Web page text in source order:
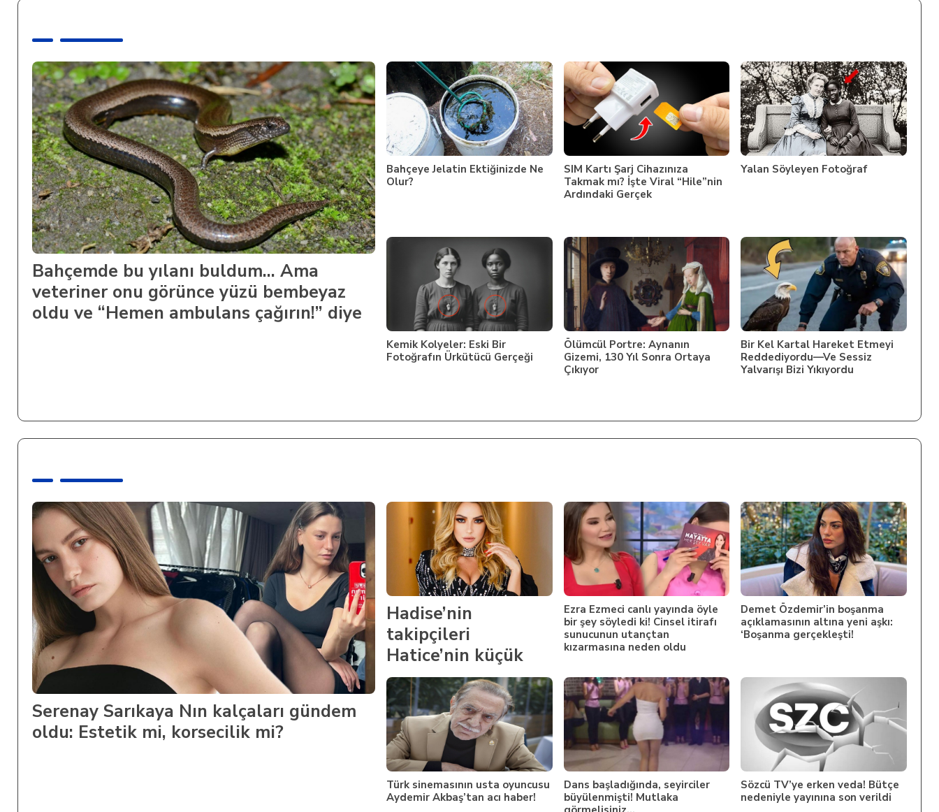
Bahçemde bu yılanı buldum… Ama
veteriner onu görünce yüzü bembeyaz
oldu ve “Hemen ambulans çağırın!” diye
Bahçeye Jelatin Ektiğinizde Ne
Olur?
SIM Kartı Şarj Cihazınıza
Takmak mı? İşte Viral “Hile”nin
Ardındaki Gerçek
Yalan Söyleyen Fotoğraf
Kemik Kolyeler: Eski Bir
Fotoğrafın Ürkütücü Gerçeği
Ölümcül Portre: Aynanın
Gizemi, 130 Yıl Sonra Ortaya
Çıkıyor
Bir Kel Kartal Hareket Etmeyi
Reddediyordu—Ve Sessiz
Yalvarışı Bizi Yıkıyordu
Serenay Sarıkaya Nın kalçaları gündem
oldu: Estetik mi, korsecilik mi?
Hadise’nin
takipçileri
Hatice’nin küçük
bikinisiyle verdiği
pozu selamladı:
Sana güneş kremi
sürmek istiyorum
Hadice…
Ezra Ezmeci canlı yayında öyle
bir şey söyledi ki! Cinsel itirafı
sunucunun utançtan
kızarmasına neden oldu
Demet Özdemir’in boşanma
açıklamasının altına yeni aşkı:
‘Boşanma gerçekleşti!
Türk sinemasının usta oyuncusu
Aydemir Akbaş’tan acı haber!
Dans başladığında, seyirciler
büyülenmişti! Mutlaka
Sözcü TV’ye erken veda! Bütçe
nedeniyle yayınına son verildi